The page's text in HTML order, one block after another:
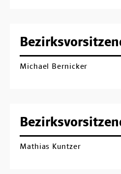
Michael Bernicker
Mathias Kuntzer